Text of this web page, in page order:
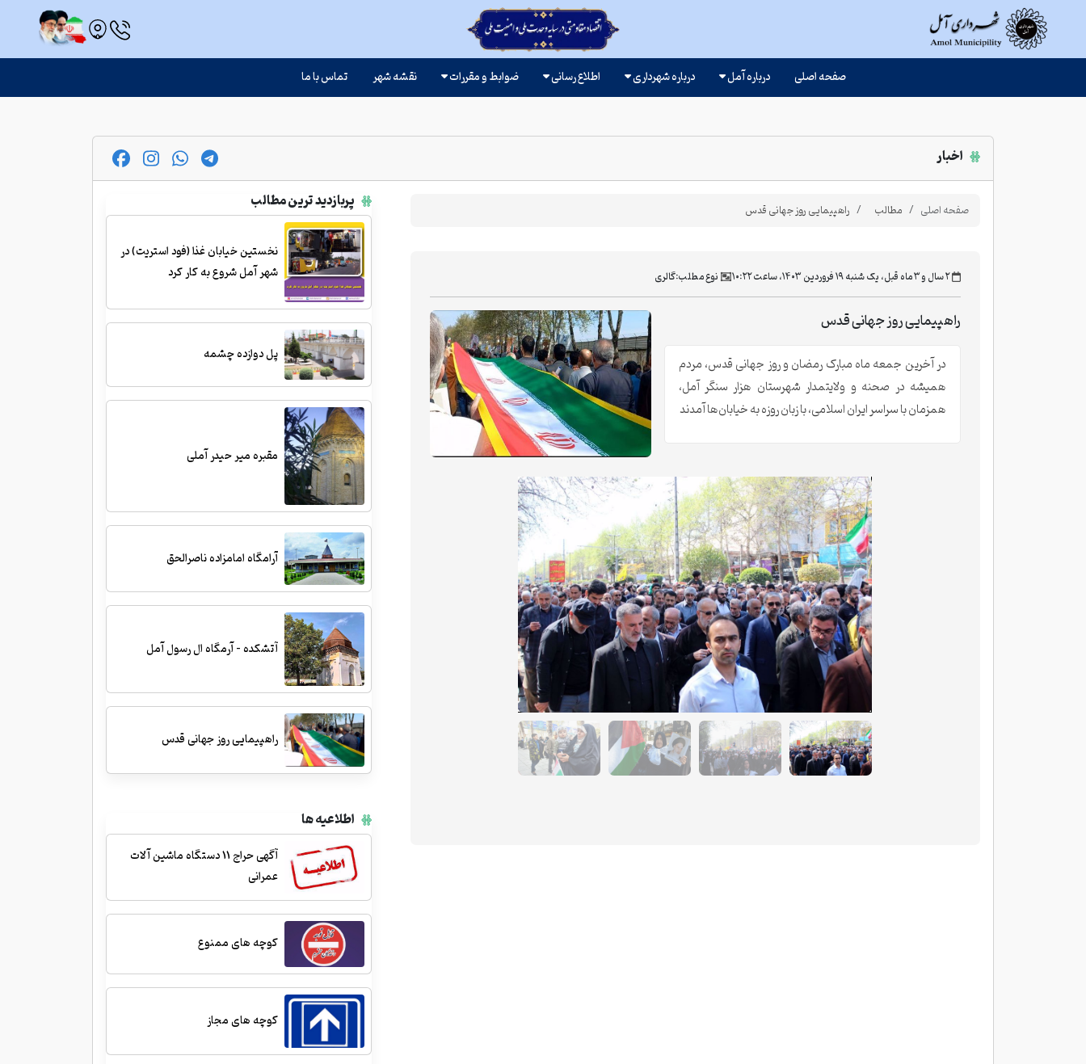
صفحه اصلی درباره آمل درباره شهرداری اطلاع رسانی ضوابط و مقررات نقشه شهر تماس با ما
اخبار
صفحه اصلی مطالب راهپیمایی روز جهانی قدس
‫۲ سال و ۳ ماه قبل، یک شنبه ۱۹ فروردین ۱۴۰۳، ساعت ۱۰:۲۲ نوع مطلب:گالری
راهپیمایی روز جهانی قدس
در آخرین جمعه ماه مبارک رمضان و روز جهانی قدس، مردم
همیشه در صحنه و ولایتمدار شهرستان هزار سنگر آمل،
همزمان با سراسر ایران اسلامی، با زبان روزه به خیابان‌ها آمدند
پربازدید ترین مطالب
نخستین خیابان غذا (فود استریت) در
شهر آمل شروع به کار کرد
پل دوازده چشمه
مقبره میر حیدر آملی
آرامگاه امامزاده ناصرالحق
آتشکده - آرمگاه ال رسول آمل
راهپیمایی روز جهانی قدس
اطلاعیه ها
آگهی حراج 11 دستگاه ماشین آلات
عمرانی
کوچه های ممنوع
کوچه های مجاز